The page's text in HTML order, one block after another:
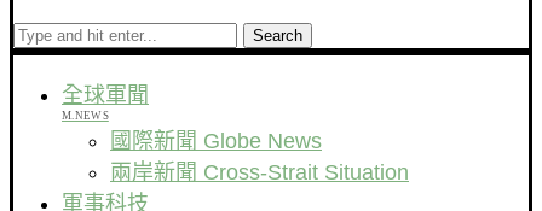
Search
全球軍聞
M.NEWS
國際新聞 Globe News
兩岸新聞 Cross-Strait Situation
軍事科技